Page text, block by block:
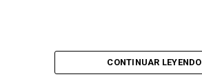
CONTINUAR LEYENDO